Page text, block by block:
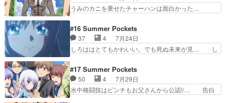
よく分からんし最後…
がついていけずに終わるんだよなこ… 羽依里が蒼
ちゃんの七影蝶に触れてどれだけ… 主人公の愛の
ーしてるわwwこれは目覚め… 目覚めた藍と入れ
替わるように眠り続ける蒼… ブログを更新しまし
た!!宜しければ、是非…
うみのカニを乗せたチャーハンは面白かった…
かしうみちゃん、シナリオ進むたびに退行… 待ち
に待った鳴瀬しろは編が開幕！！！しろ… 今回か
らしろはルートか。もうだいぶ前にや… 蒼ちゃん
編も終わって今週からはしろはちゃ… 羽依里は夜
といろんなキャラクターの性格… しろはの素っ気
なさの理由が分かったねみん… ブログを更新しま
した!!宜しければ、是非…
#16 Summer Pockets
37 4
7月24日
しろははとてもかわいい。でも死ぬ未来が見… し
リングで赤くなっちゃうしろはかわいか… 卓球台
はどんな技使ったらぶっ壊せるんだよ… 付箋の数
からしろはが楽しみにしてたのが伝… 鳴瀬家が島
の神事や祭事を司る家系だと教え… しろはちゃん
#17 Summer Pockets
50 4
7月29日
水中格闘技はピンチもお父さんから公認!/… 告白